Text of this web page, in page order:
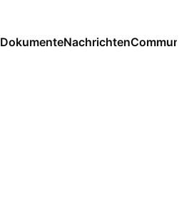
DokumenteNachrichten